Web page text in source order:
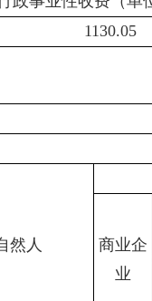
1130.05
然人
商业企
业